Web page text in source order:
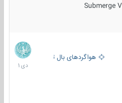
هواگردهای بال ثابت
12
دی
1401